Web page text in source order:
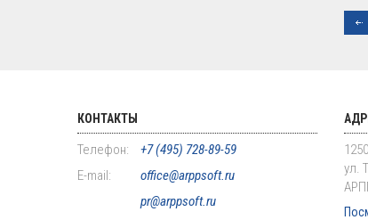
КОНТАКТЫ
Телефон:
+7 (495) 728-89-59
E-mail:
office@arppsoft.ru
pr@arppsoft.ru
ул.